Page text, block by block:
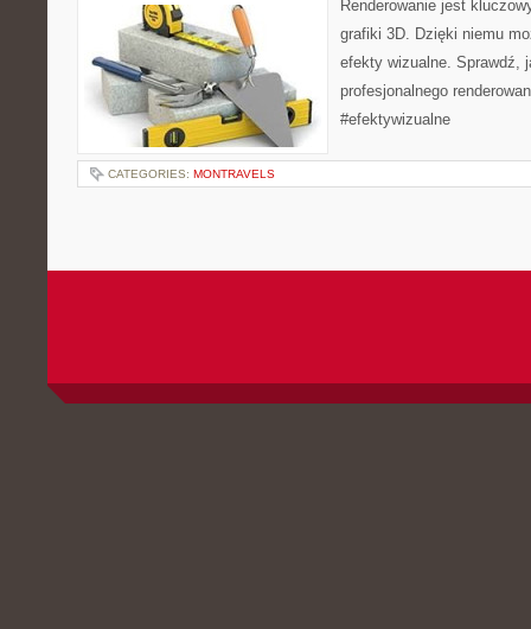
Renderowanie jest
grafiki 3D. Dzięki niemu
efekty wizualne. Sprawdź,
profesjonalnego
#efektywizualne
CATEGORIES: MONTRAVELS